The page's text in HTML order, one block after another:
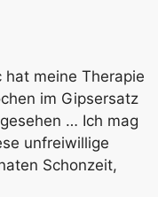
meine Therapie
im Gipsersatz
… Ich mag
unfreiwillige
Schonzeit,